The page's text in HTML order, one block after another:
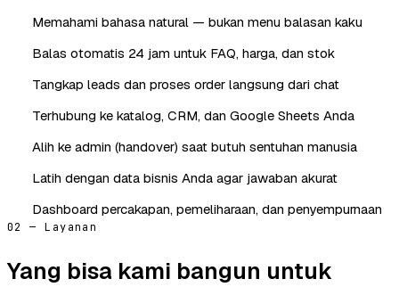
Memahami bahasa natural — bukan menu balasan kaku
Balas otomatis 24 jam untuk FAQ, harga, dan stok
Tangkap leads dan proses order langsung dari chat
Terhubung ke katalog, CRM, dan Google Sheets Anda
Alih ke admin (handover) saat butuh sentuhan manusia
Latih dengan data bisnis Anda agar jawaban akurat
Dashboard percakapan, pemeliharaan, dan penyempurnaan
02 — Layanan
Yang bisa kami bangun untuk